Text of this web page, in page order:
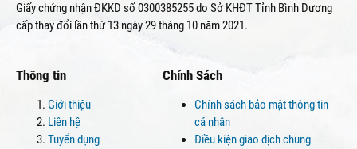
Giấy chứng nhận ĐKKD số 0300385255 do Sở KHĐT Tỉnh Bình Dương
cấp thay đổi lần thứ 13 ngày 29 tháng 10 năm 2021.
Thông tin
Giới thiệu
Liên hệ
Tuyển dụng
Chính Sách
Chính sách bảo mật thông tin
cá nhân
Điều kiện giao dịch chung